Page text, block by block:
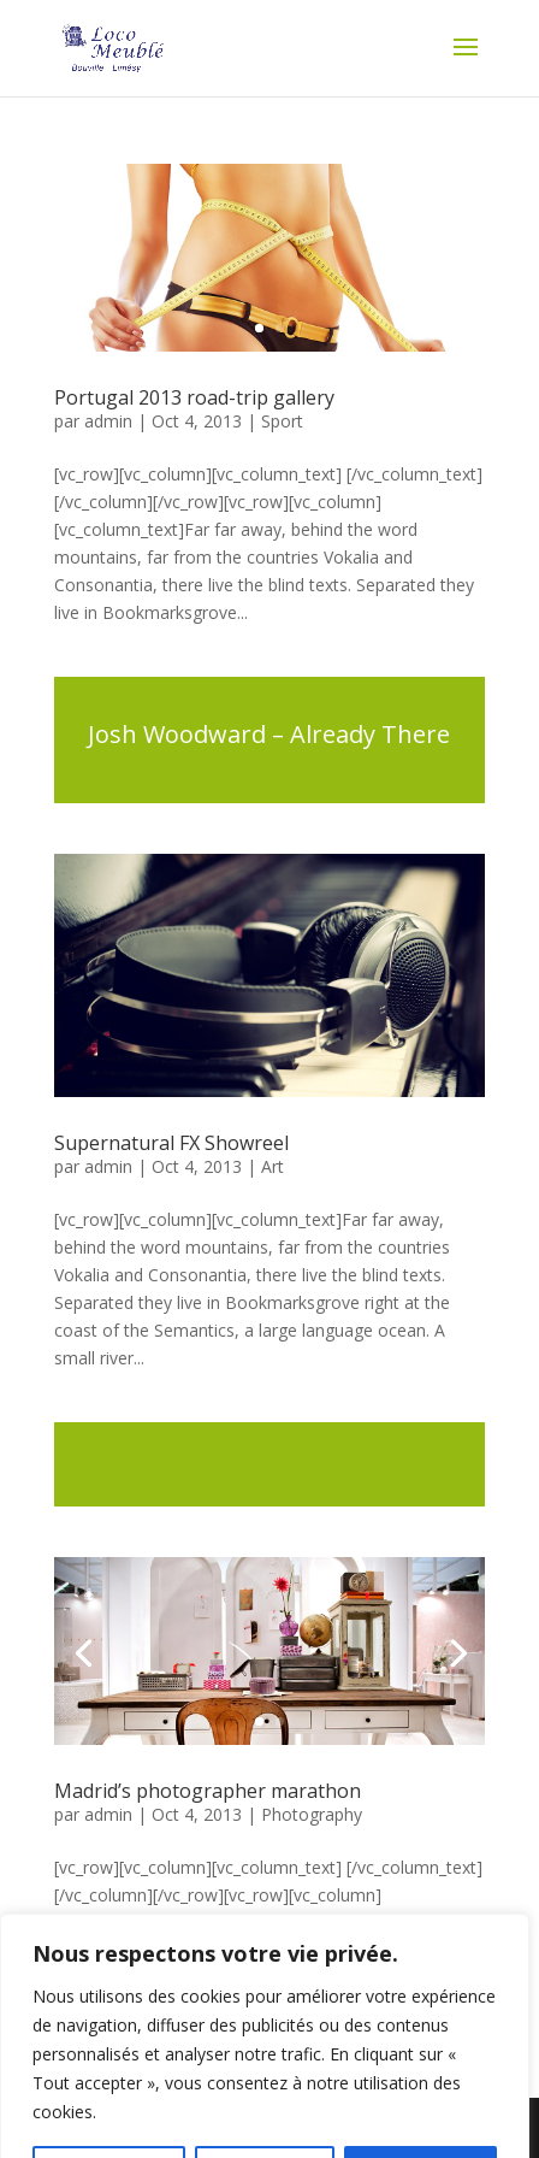
Nous respectons votre vie privée.
Nous utilisons des cookies pour améliorer votre expérience
de navigation, diffuser des publicités ou des contenus
personnalisés et analyser notre trafic. En cliquant sur «
Tout accepter », vous consentez à notre utilisation des
cookies.
Portugal 2013 road-trip gallery
par admin | Oct 4, 2013 | Sport
[vc_row][vc_column][vc_column_text] [/vc_column_text]
[/vc_column][/vc_row][vc_row][vc_column]
[vc_column_text]Far far away, behind the word
mountains, far from the countries Vokalia and
Consonantia, there live the blind texts. Separated they
live in Bookmarksgrove...
Josh Woodward – Already There
Supernatural FX Showreel
par admin | Oct 4, 2013 | Art
[vc_row][vc_column][vc_column_text]Far far away,
behind the word mountains, far from the countries
Vokalia and Consonantia, there live the blind texts.
Separated they live in Bookmarksgrove right at the
coast of the Semantics, a large language ocean. A
small river...
Madrid’s photographer marathon
par admin | Oct 4, 2013 | Photography
[vc_row][vc_column][vc_column_text] [/vc_column_text]
[/vc_column][/vc_row][vc_row][vc_column]
mountains, far from the countries Vokalia and
live in Bookmarksgrove...
« Entrées précédentes